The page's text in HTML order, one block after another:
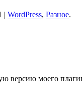
| WordPress, Разное.
версию моего